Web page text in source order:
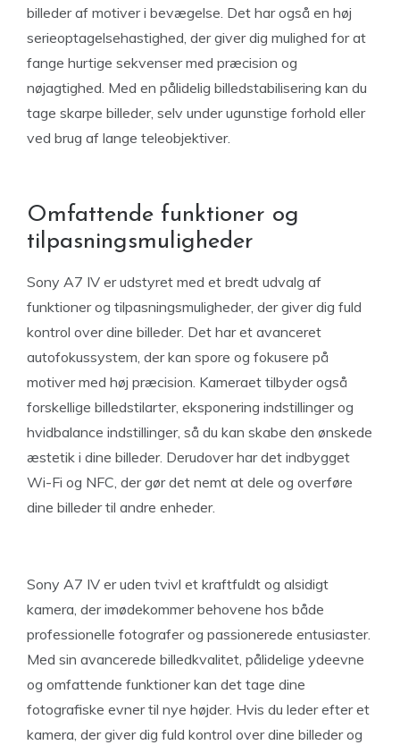
billeder af motiver i bevægelse. Det har også en høj
serieoptagelsehastighed, der giver dig mulighed for at
fange hurtige sekvenser med præcision og
nøjagtighed. Med en pålidelig billedstabilisering kan du
tage skarpe billeder, selv under ugunstige forhold eller
ved brug af lange teleobjektiver.
Omfattende funktioner og
tilpasningsmuligheder
Sony A7 IV er udstyret med et bredt udvalg af
funktioner og tilpasningsmuligheder, der giver dig fuld
kontrol over dine billeder. Det har et avanceret
autofokussystem, der kan spore og fokusere på
motiver med høj præcision. Kameraet tilbyder også
forskellige billedstilarter, eksponering indstillinger og
hvidbalance indstillinger, så du kan skabe den ønskede
æstetik i dine billeder. Derudover har det indbygget
Wi-Fi og NFC, der gør det nemt at dele og overføre
dine billeder til andre enheder.
Sony A7 IV er uden tvivl et kraftfuldt og alsidigt
kamera, der imødekommer behovene hos både
professionelle fotografer og passionerede entusiaster.
Med sin avancerede billedkvalitet, pålidelige ydeevne
og omfattende funktioner kan det tage dine
fotografiske evner til nye højder. Hvis du leder efter et
kamera, der giver dig fuld kontrol over dine billeder og